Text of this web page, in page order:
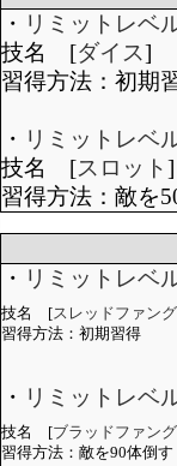
・ リミットレベ
技名 [ダイス]
習得方法：初期
・ リミットレベ
技名 [スロット]
習得方法：敵を
・ リミットレベ
技名 [スレッドファング
習得方法：初期習得
・ リミットレベ
技名 [ブラッドファング
習得方法：敵を90体倒す